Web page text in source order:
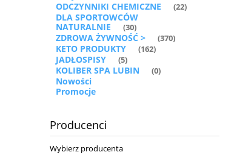
ODCZYNNIKI CHEMICZNE (22)
DLA SPORTOWCÓW
NATURALNIE
(30)
ZDROWA ŻYWNOŚĆ > (370)
KETO PRODUKTY (162)
JADŁOSPISY (5)
KOLIBER SPA LUBIN (0)
Nowości
Promocje
Producenci
Wybierz producenta